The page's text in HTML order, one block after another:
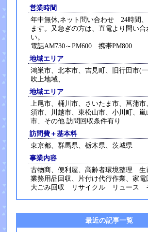
営業時間
年中無休,ネット問い合わせ 24時間
ます。又急ぎの方は、直電より問い合
い。
電話AM730～PM600 携帯PM800
地域エリア
鴻巣市、北本市、吉見町、旧行田市(一
吹上地域、
地域エリア
上尾市、桶川市、さいたま市、菖蒲市
須市、川越市、東松山市、小川町、嵐
市、その他 訪問回収条件有り
訪問費＋基本料
東京都、群馬県、栃木県、茨城県
事業内容
古物商、便利屋、高齢者環境整理 生
業務用品回収、片付け代行作業、家
大ごみ回収 リサイクル リュース
最近の記事一覧